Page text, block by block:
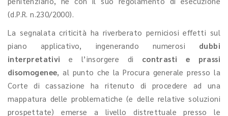
(d.P.R. n.230/2000).
La segnalata criticità ha riverberato perniciosi effetti sul
piano applicativo, ingenerando numerosi dubbi
interpretativi e l’insorgere di contrasti e prassi
disomogenee, al punto che la Procura generale presso la
Corte di cassazione ha ritenuto di procedere ad una
mappatura delle problematiche (e delle relative soluzioni
prospettate) emerse a livello distrettuale presso le